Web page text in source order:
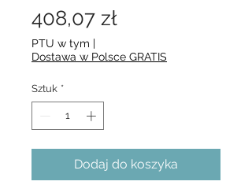
408,07 złCena
PTU w tym |
Dostawa w Polsce GRATIS
Sztuk *
Dodaj do koszyka